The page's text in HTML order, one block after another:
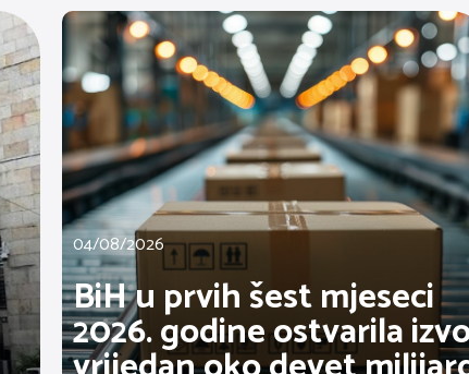
04/08/2026
BiH u prvih šest mjeseci
2026. godine ostvarila